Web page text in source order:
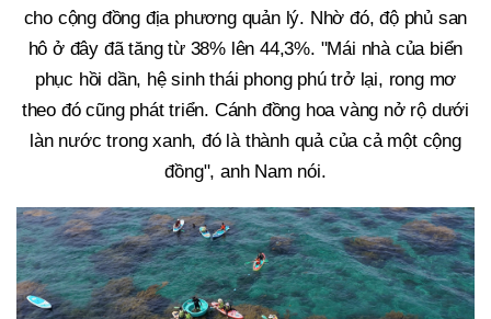
cho cộng đồng địa phương quản lý. Nhờ đó, độ phủ san
hô ở đây đã tăng từ 38% lên 44,3%. "Mái nhà của biển
phục hồi dần, hệ sinh thái phong phú trở lại, rong mơ
theo đó cũng phát triển. Cánh đồng hoa vàng nở rộ dưới
làn nước trong xanh, đó là thành quả của cả một cộng
đồng", anh Nam nói.